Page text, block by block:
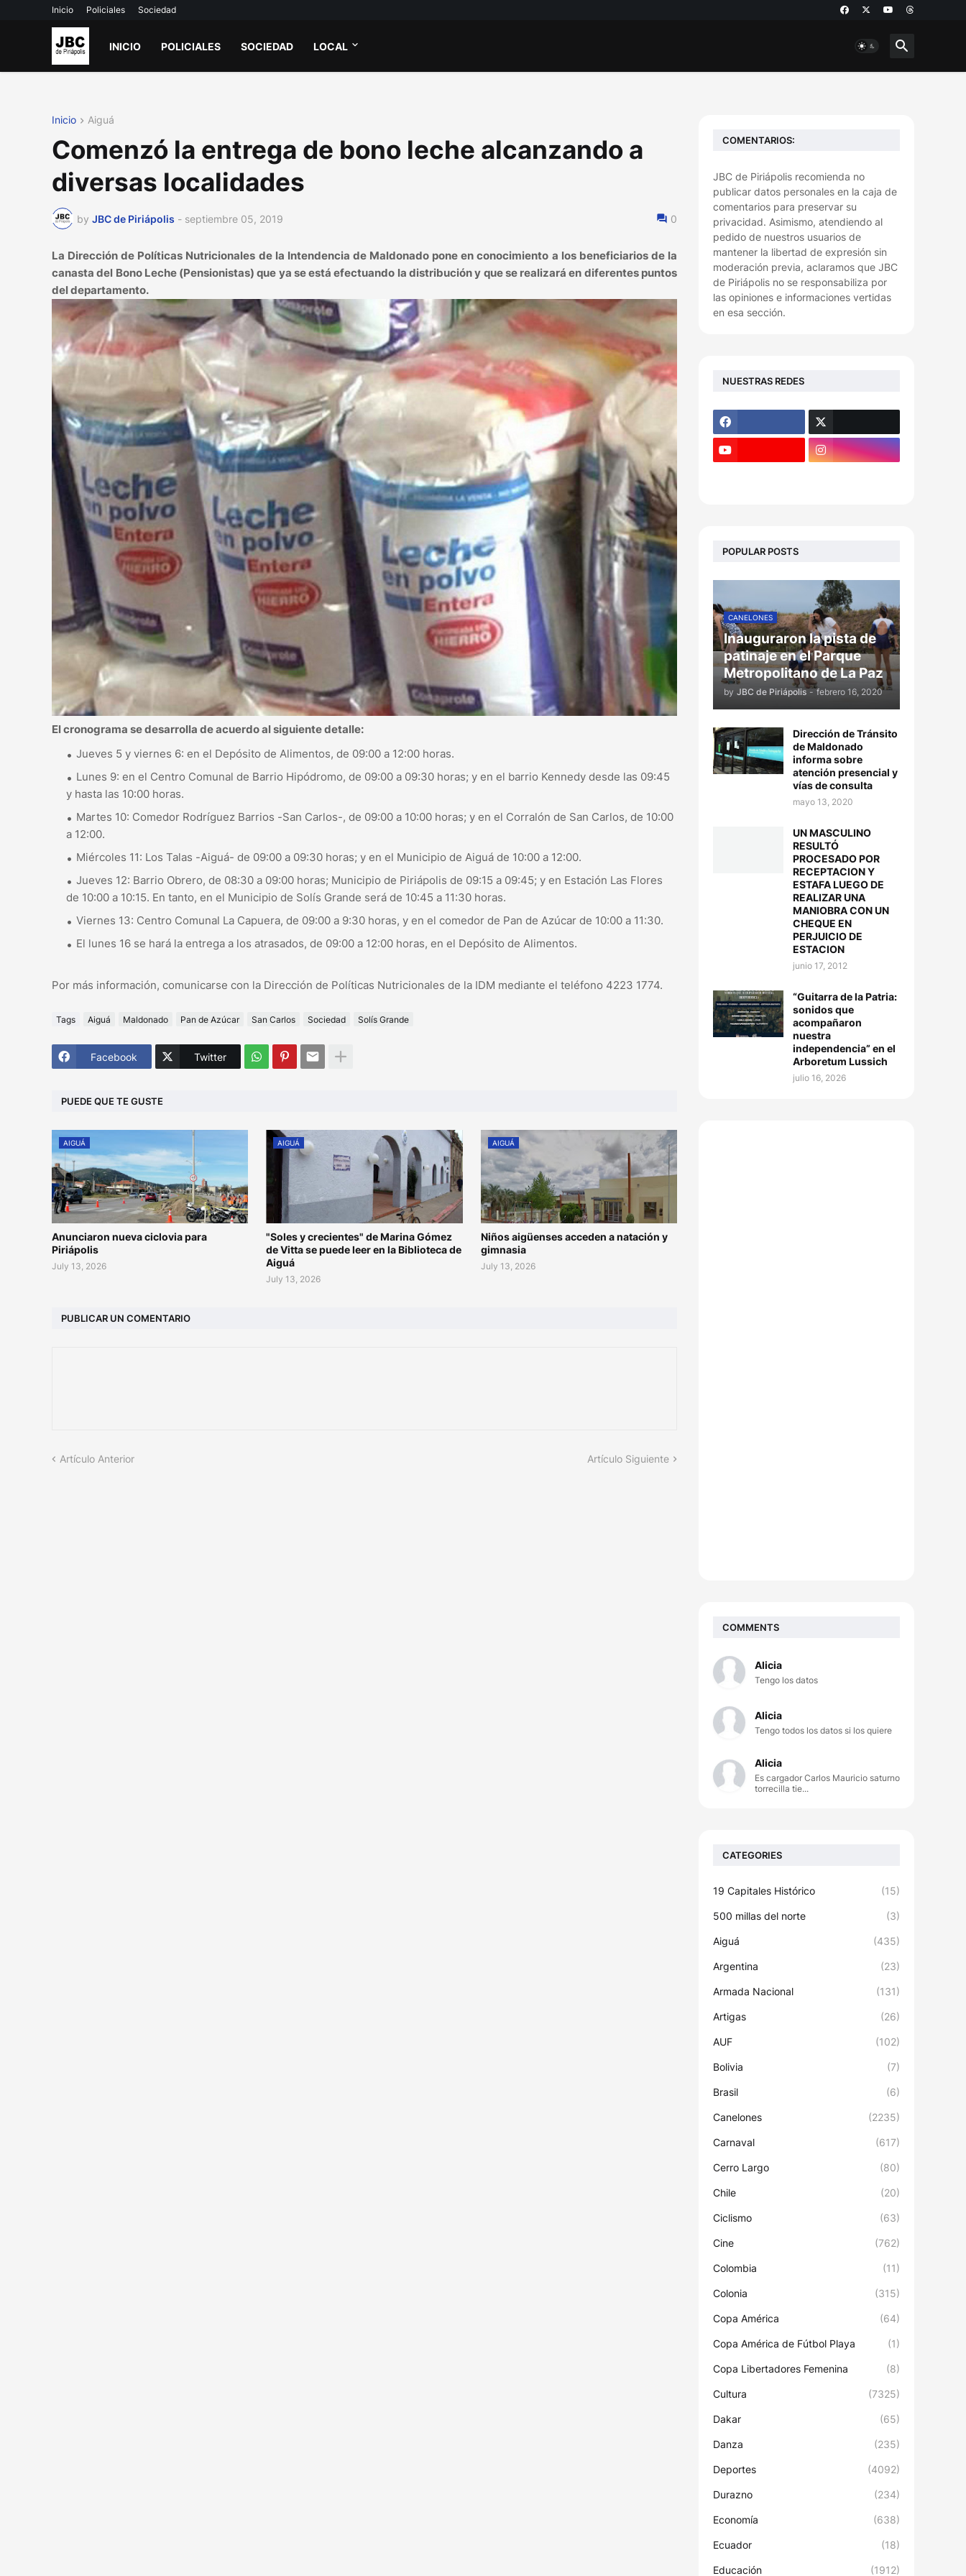
Inicio Policiales Sociedad
INICIO POLICIALES SOCIEDAD LOCAL
Inicio Aiguá
Comenzó la entrega de bono leche alcanzando a
diversas localidades
by JBC de Piriápolis - septiembre 05, 2019 0
La Dirección de Políticas Nutricionales de la Intendencia de Maldonado pone en conocimiento a los beneficiarios de la
canasta del Bono Leche (Pensionistas) que ya se está efectuando la distribución y que se realizará en diferentes puntos
del departamento.
El cronograma se desarrolla de acuerdo al siguiente detalle:
Jueves 5 y viernes 6: en el Depósito de Alimentos, de 09:00 a 12:00 horas.
Lunes 9: en el Centro Comunal de Barrio Hipódromo, de 09:00 a 09:30 horas; y en el barrio Kennedy desde las 09:45
y hasta las 10:00 horas.
Martes 10: Comedor Rodríguez Barrios -San Carlos-, de 09:00 a 10:00 horas; y en el Corralón de San Carlos, de 10:00
a 12:00.
Miércoles 11: Los Talas -Aiguá- de 09:00 a 09:30 horas; y en el Municipio de Aiguá de 10:00 a 12:00.
Jueves 12: Barrio Obrero, de 08:30 a 09:00 horas; Municipio de Piriápolis de 09:15 a 09:45; y en Estación Las Flores
de 10:00 a 10:15. En tanto, en el Municipio de Solís Grande será de 10:45 a 11:30 horas.
Viernes 13: Centro Comunal La Capuera, de 09:00 a 9:30 horas, y en el comedor de Pan de Azúcar de 10:00 a 11:30.
El lunes 16 se hará la entrega a los atrasados, de 09:00 a 12:00 horas, en el Depósito de Alimentos.
Por más información, comunicarse con la Dirección de Políticas Nutricionales de la IDM mediante el teléfono 4223 1774.
Tags Aiguá Maldonado Pan de Azúcar San Carlos Sociedad Solís Grande
Facebook Twitter
PUEDE QUE TE GUSTE
AIGUÁ
Anunciaron nueva ciclovia para
Piriápolis
July 13, 2026
AIGUÁ
"Soles y crecientes" de Marina Gómez
de Vitta se puede leer en la Biblioteca de
Aiguá
July 13, 2026
AIGUÁ
Niños aigüenses acceden a natación y
gimnasia
July 13, 2026
PUBLICAR UN COMENTARIO
Artículo Anterior Artículo Siguiente
COMENTARIOS:
JBC de Piriápolis recomienda no
publicar datos personales en la caja de
comentarios para preservar su
privacidad. Asimismo, atendiendo al
pedido de nuestros usuarios de
mantener la libertad de expresión sin
moderación previa, aclaramos que JBC
de Piriápolis no se responsabiliza por
las opiniones e informaciones vertidas
en esa sección.
NUESTRAS REDES
POPULAR POSTS
CANELONES
Inauguraron la pista de
patinaje en el Parque
Metropolitano de La Paz
by JBC de Piriápolis - febrero 16, 2020
Dirección de Tránsito
de Maldonado
informa sobre
atención presencial y
vías de consulta
mayo 13, 2020
UN MASCULINO
RESULTÓ
PROCESADO POR
RECEPTACION Y
ESTAFA LUEGO DE
REALIZAR UNA
MANIOBRA CON UN
CHEQUE EN
PERJUICIO DE
ESTACION
junio 17, 2012
“Guitarra de la Patria:
sonidos que
acompañaron
nuestra
independencia” en el
Arboretum Lussich
julio 16, 2026
COMMENTS
Alicia
Tengo los datos
Alicia
Tengo todos los datos si los quiere
Alicia
Es cargador Carlos Mauricio saturno
torrecilla tie...
CATEGORIES
19 Capitales Histórico (15)
500 millas del norte (3)
Aiguá (435)
Argentina (23)
Armada Nacional (131)
Artigas (26)
AUF (102)
Bolivia (7)
Brasil (6)
Canelones (2235)
Carnaval (617)
Cerro Largo (80)
Chile (20)
Ciclismo (63)
Cine (762)
Colombia (11)
Colonia (315)
Copa América (64)
Copa América de Fútbol Playa (1)
Copa Libertadores Femenina (8)
Cultura (7325)
Dakar (65)
Danza (235)
Deportes (4092)
Durazno (234)
Economía (638)
Ecuador (18)
Educación (1912)